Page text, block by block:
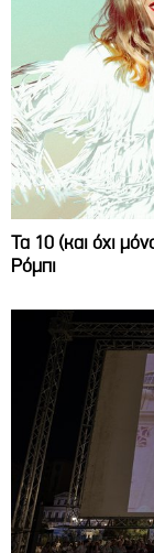
Τα 10 (και όχι
Ρόμπι